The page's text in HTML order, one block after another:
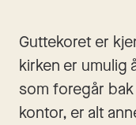
Guttekoret er
kirken er umulig
som foregår
kontor, er alt